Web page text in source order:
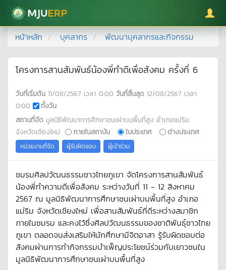
มหาวิทยาลัยแม่โจ้
หน้าหลัก บุคลากร พัฒนาบุคลากรและกิจกรรม
โครงการสานสัมพันธ์น้องพี่ทำดีเพื่อสังคม ครั้งที่ 6
วันที่เริ่มต้น 11/08/2567 เวลา 0:00 วันที่สิ้นสุด 12/08/2567 เวลา
0:00
ทั้งวัน
สถานที่จัด มูลนิธิพัฒนาการศึกษาชนเผ่าบนพื้นที่สูง อำเภอแม่ริม
จังหวัดเชียงใหม่
ภายในสถาบัน ในประเทศ ต่างประเทศ
หน่วยงานที่จัด ผู้รับผิดชอบ ผู้เข้าร่วม
ชมรมศิลปวัฒนธรรมชาวไทยภูเขา จัดโครงการสานสัมพันธ์
น้องพี่ทำความดีเพื่อสังคม ระหว่างวันที่ 11 - 12 สิงหาคม
2567 ณ มูลนิธิพัฒนาการศึกษาชนเผ่าบนพื้นที่สูง อำเภอ
แม่ริม จังหวัดเชียงใหม่ เพื่อสานสัมพันธ์ที่ดีระหว่างสมาชิก
ภายในชมรม และคงไว้ซึ่งศิลปวัฒนธรรมของชาติพันธุ์ชาวไทย
ภูเขา ตลอดจนส่งเสริมให้นักศึกษามีจิตอาสา รู้รับผิดชอบต่อ
สังคมผ่านการทำกิจกรรมบำเพ็ญประโยชน์ร่วมกับเยาวชนใน
มูลนิธิพัฒนาการศึกษาชนเผ่าบนพื้นที่สูง